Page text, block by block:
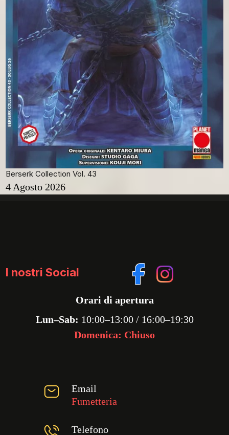
Berserk Collection Vol. 43
4 Agosto 2026
I nostri Social
Orari di apertura
Lun–Sab: 10:00–13:00 / 16:00–19:30
Domenica: Chiuso
Email
Fumetteria
Telefono